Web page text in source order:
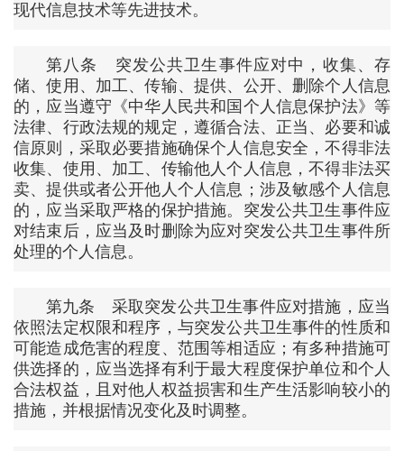
现代信息技术等先进技术。
第八条 突发公共卫生事件应对中，收集、存
储、使用、加工、传输、提供、公开、删除个人信息
的，应当遵守《中华人民共和国个人信息保护法》等
法律、行政法规的规定，遵循合法、正当、必要和诚
信原则，采取必要措施确保个人信息安全，不得非法
收集、使用、加工、传输他人个人信息，不得非法买
卖、提供或者公开他人个人信息；涉及敏感个人信息
的，应当采取严格的保护措施。突发公共卫生事件应
对结束后，应当及时删除为应对突发公共卫生事件所
处理的个人信息。
第九条 采取突发公共卫生事件应对措施，应当
依照法定权限和程序，与突发公共卫生事件的性质和
可能造成危害的程度、范围等相适应；有多种措施可
供选择的，应当选择有利于最大程度保护单位和个人
合法权益，且对他人权益损害和生产生活影响较小的
措施，并根据情况变化及时调整。